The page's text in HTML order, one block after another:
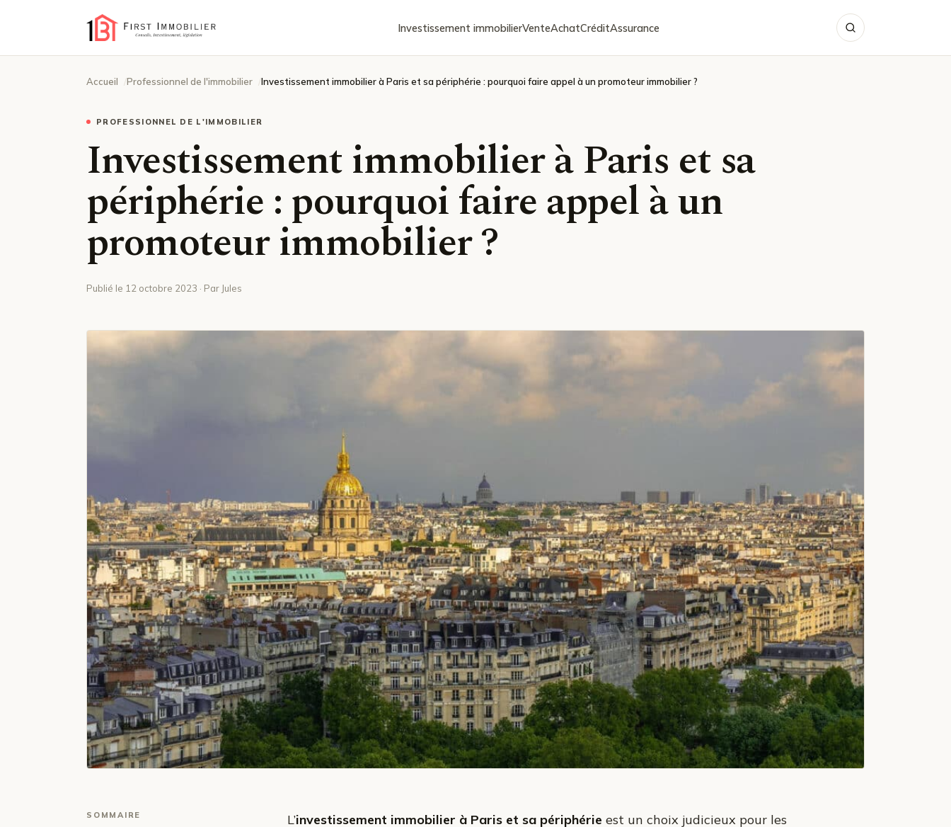
Investissement immobilierVenteAchatCréditAssurance
Accueil Professionnel de l'immobilier Investissement immobilier à Paris et sa périphérie : pourquoi faire appel à un promoteur immobilier ?
PROFESSIONNEL DE L'IMMOBILIER
Investissement immobilier à Paris et sa
périphérie : pourquoi faire appel à un
promoteur immobilier ?
Publié le 12 octobre 2023 · Par Jules
SOMMAIRE L’investissement immobilier à Paris et sa périphérie est un choix judicieux pour les